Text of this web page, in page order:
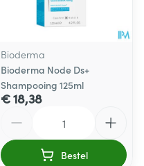
Bioderma
Bioderma Node Ds+
Shampooing 125ml
€ 18,38
Bestel